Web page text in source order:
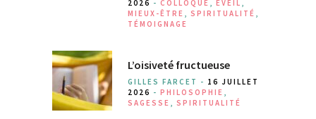
2026 - COLLOQUE , EVEIL ,
MIEUX-ÊTRE , SPIRITUALITÉ ,
TÉMOIGNAGE
L’oisiveté fructueuse
GILLES FARCET - 16 JUILLET
2026 - PHILOSOPHIE ,
SAGESSE , SPIRITUALITÉ